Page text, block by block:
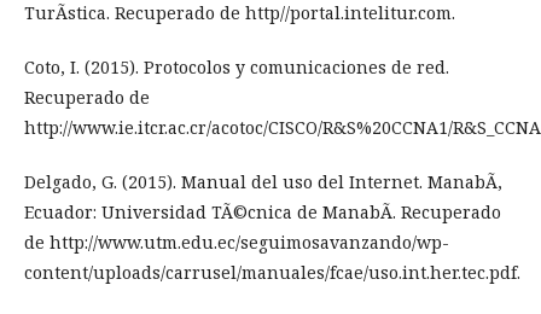
TurÃ­stica. Recuperado de http//portal.intelitur.com.
Coto, I. (2015). Protocolos y comunicaciones de red.
Recuperado de
http://www.ie.itcr.ac.cr/acotoc/CISCO/R&S%20CCNA1/
Delgado, G. (2015). Manual del uso del Internet. ManabÃ­,
Ecuador: Universidad TÃ©cnica de ManabÃ­. Recuperado
de http://www.utm.edu.ec/seguimosavanzando/wp-
content/uploads/carrusel/manuales/fcae/uso.int.her.tec.pdf.